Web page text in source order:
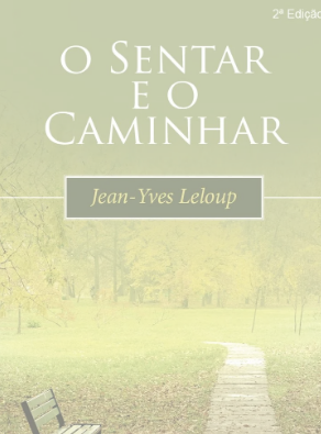
º pré venda
º biblia
9º santo agostinho